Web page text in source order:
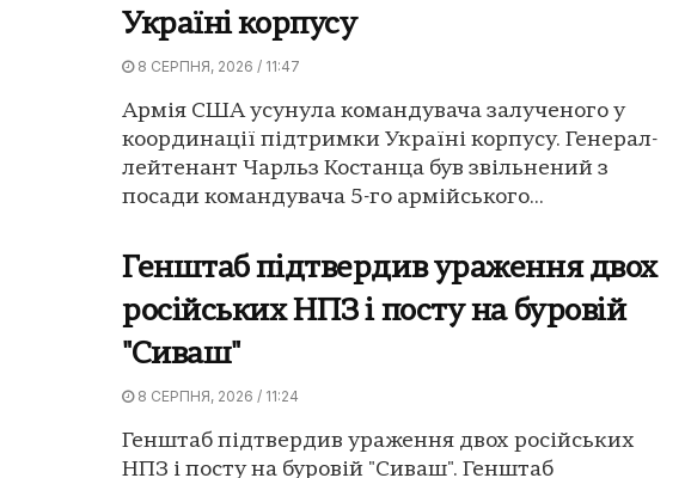
Україні корпусу
8 СЕРПНЯ, 2026 / 11:47
Армія США усунула командувача залученого у
координації підтримки Україні корпусу. Генерал-
лейтенант Чарльз Костанца був звільнений з
посади командувача 5-го армійського...
Генштаб підтвердив ураження двох
російських НПЗ і посту на буровій
"Сиваш"
8 СЕРПНЯ, 2026 / 11:24
Генштаб підтвердив ураження двох російських
НПЗ і посту на буровій "Сиваш". Генштаб